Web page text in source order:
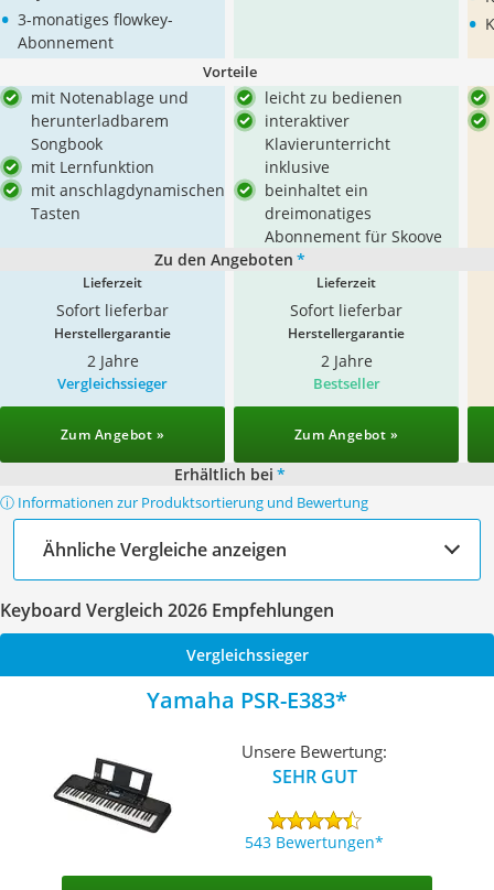
• 3-monatiges flowkey-
Abonnement
•
Vorteile
mit Notenablage und
herunterladbarem
Songbook
mit Lernfunktion
mit anschlagdynamischen
Tasten
leicht zu bedienen
interaktiver
Klavierunterricht
inklusive
beinhaltet ein
dreimonatiges
Abonnement für Skoove
Zu den Angeboten *
Lieferzeit
Sofort lieferbar
Lieferzeit
Sofort lieferbar
Herstellergarantie
2 Jahre
Herstellergarantie
2 Jahre
Vergleichssieger
Zum Angebot »
Bestseller
Zum Angebot »
Erhältlich bei *
ⓘ Informationen zur Produktsortierung und Bewertung
Ähnliche Vergleiche anzeigen
Keyboard Vergleich 2026 Empfehlungen
Vergleichssieger
Yamaha PSR-E383
Unsere Bewertung:
SEHR GUT
543 Bewertungen